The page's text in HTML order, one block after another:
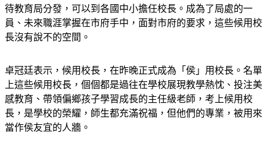
訓老師，到行政機關（也就是教育局）實習滿一年後，未來等
待教育局分發，可以到各國中小擔任校長。成為了局處的一
員、未來職涯掌握在市府手中，面對市府的要求，這些候用校
卓冠廷表示，候用校長，在昨晚正式成為「侯」用校長。名單
上這些候用校長，個個都是過往在學校展現教學熱忱、投注美
感教育、帶領偏鄉孩子學習成長的主任級老師，考上候用校
長，是學校的榮耀，師生都充滿祝福，但他們的專業，被用來